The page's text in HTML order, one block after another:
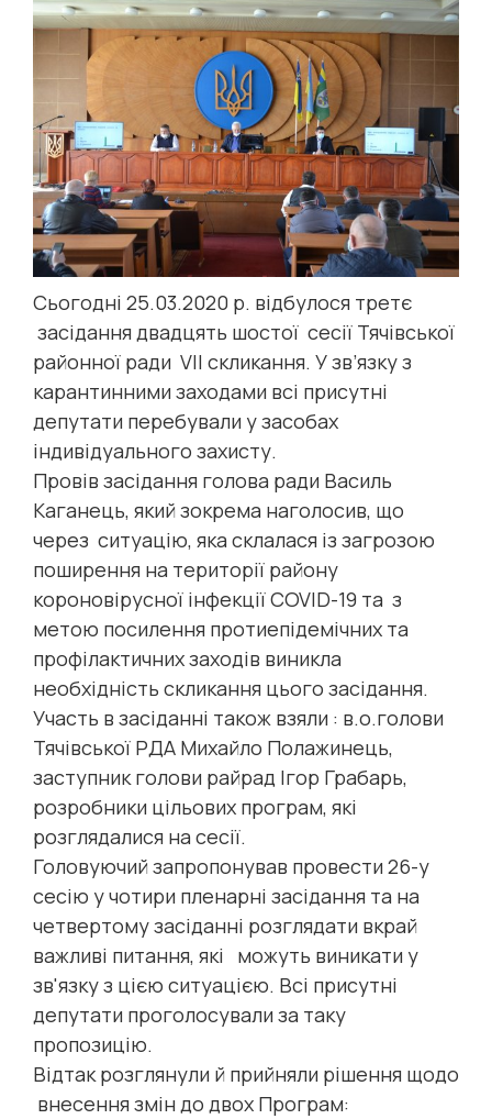
Сьогодні 25.03.2020 р. відбулося третє
засідання двадцять шостої сесії Тячівської
районної ради VІІ скликання. У зв’язку з
карантинними заходами всі присутні
депутати перебували у засобах
індивідуального захисту.
Провів засідання голова ради Василь
Каганець, який зокрема наголосив, що
через ситуацію, яка склалася із загрозою
поширення на території району
короновірусної інфекції COVID-19 та з
метою посилення протиепідемічних та
профілактичних заходів виникла
необхідність скликання цього засідання.
Участь в засіданні також взяли : в.о.голови
Тячівської РДА Михайло Полажинець,
заступник голови райрад Ігор Грабарь,
розробники цільових програм, які
розглядалися на сесії.
Головуючий запропонував провести 26-у
сесію у чотири пленарні засідання та на
четвертому засіданні розглядати вкрай
важливі питання, які можуть виникати у
зв'язку з цією ситуацією. Всі присутні
депутати проголосували за таку
пропозицію.
Відтак розглянули й прийняли рішення щодо
внесення змін до двох Програм: